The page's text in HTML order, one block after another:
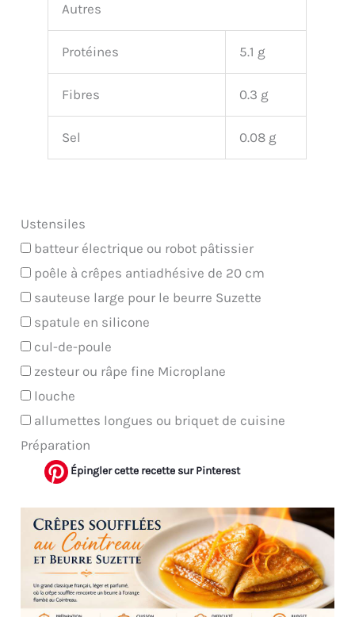
Autres
Protéines 5.1 g
Fibres 0.3 g
Sel 0.08 g
Ustensiles
batteur électrique ou robot pâtissier
poêle à crêpes antiadhésive de 20 cm
sauteuse large pour le beurre Suzette
spatule en silicone
cul-de-poule
zesteur ou râpe fine Microplane
louche
allumettes longues ou briquet de cuisine
Préparation
Épingler cette recette sur Pinterest